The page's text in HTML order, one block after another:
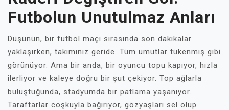
Futbolun Unutulmaz Anları
Düşünün, bir futbol maçı sırasında son dakikalar
yaklaşırken, takımınız geride. Tüm umutlar tükenmiş gibi
görünüyor. Ama bir anda, bir oyuncu topu kapıyor, hızla
ilerliyor ve kaleye doğru bir şut çekiyor. Top ağlarla
buluştuğunda, stadyumda bir patlama yaşanıyor.
Taraftarlar coşkuyla bağırıyor, gözyaşları sel olup